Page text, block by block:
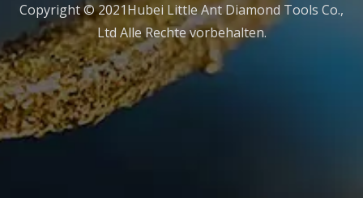
Attach Files
Copyright © 2021Hubei Little Ant Diamond Tools Co.,
Ltd Alle Rechte vorbehalten.